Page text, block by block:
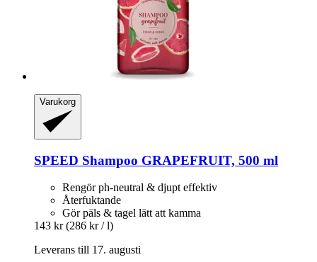
Varukorg
SPEED Shampoo GRAPEFRUIT, 500 ml
Rengör ph-neutral & djupt effektiv
Återfuktande
Gör päls & tagel lätt att kamma
143 kr (286 kr / l)
Leverans till 17. augusti